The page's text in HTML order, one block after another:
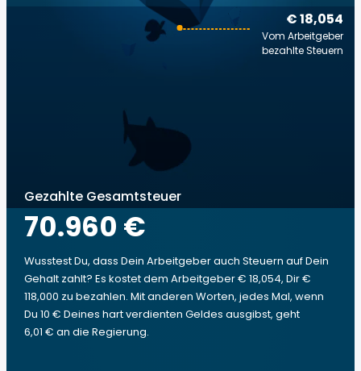
€ 18,054
Vom Arbeitgeber
bezahlte Steuern
Gezahlte Gesamtsteuer
70.960 €
Wusstest Du, dass Dein Arbeitgeber auch Steuern auf Dein
Gehalt zahlt? Es kostet dem Arbeitgeber € 18,054, Dir €
118,000 zu bezahlen. Mit anderen Worten, jedes Mal, wenn
Du 10 € Deines hart verdienten Geldes ausgibst, geht
6,01 € an die Regierung.